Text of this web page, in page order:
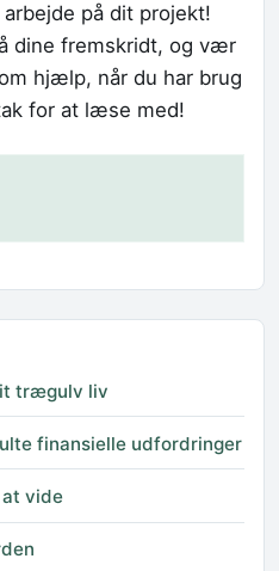
på dit projekt!
dine fremskridt, og vær
hjælp, når du har brug
for at læse med!
trægulv liv
finansielle udfordringer
vide